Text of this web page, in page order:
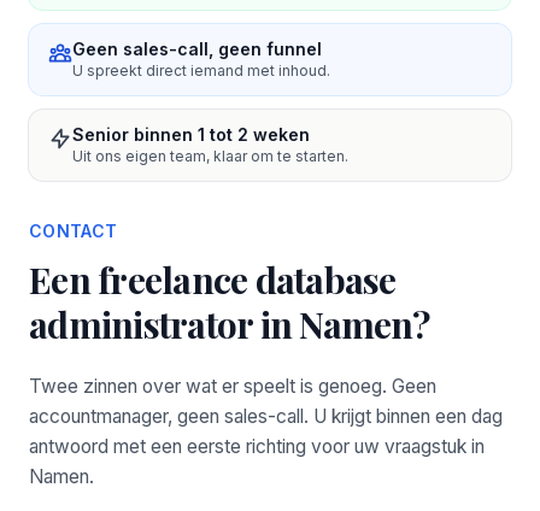
Geen sales-call, geen funnel
U spreekt direct iemand met inhoud.
Senior binnen 1 tot 2 weken
Uit ons eigen team, klaar om te starten.
CONTACT
Een freelance database
administrator in Namen?
Twee zinnen over wat er speelt is genoeg. Geen
accountmanager, geen sales-call. U krijgt binnen een dag
antwoord met een eerste richting voor uw vraagstuk in
Namen.